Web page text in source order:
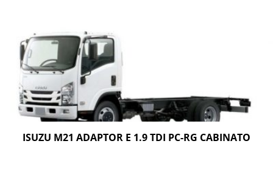
ISUZU M21 ADAPTOR E 1.9 TDI PC-RG CABINATO